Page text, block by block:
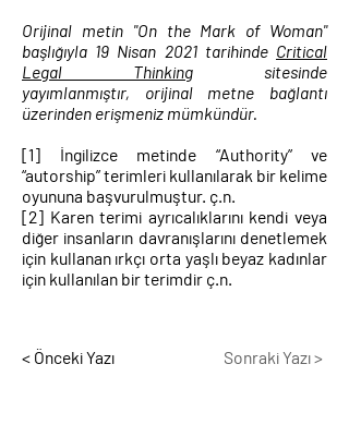
Orijinal metin "On the Mark of Woman"
başlığıyla 19 Nisan 2021 tarihinde Critical
Legal Thinking sitesinde
yayımlanmıştır, orijinal metne bağlantı
üzerinden erişmeniz mümkündür.
[1] İngilizce metinde “Authority” ve
“autorship” terimleri kullanılarak bir kelime
oyununa başvurulmuştur. ç.n.
[2] Karen terimi ayrıcalıklarını kendi veya
diğer insanların davranışlarını denetlemek
için kullanan ırkçı orta yaşlı beyaz kadınlar
için kullanılan bir terimdir ç.n.
< Önceki Yazı Sonraki Yazı >